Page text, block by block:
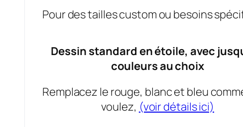
Pour des tailles custom ou besoins
Dessin standard en étoile, avec
couleurs au choix
Remplacez le rouge, blanc et bleu
voulez, (voir détails ici)